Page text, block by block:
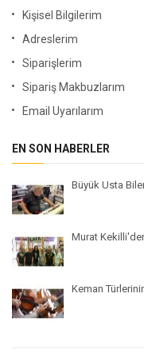
Kişisel Bilgilerim
Adreslerim
Siparişlerim
Sipariş Makbuzlarım
Email Uyarılarım
EN SON HABERLER
Büyük Usta
Murat
Keman